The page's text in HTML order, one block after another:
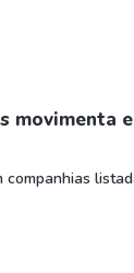
movimenta
companhias